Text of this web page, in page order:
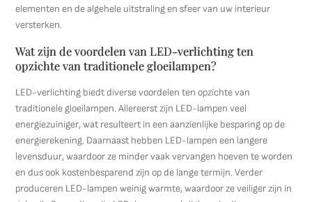
elementen en de algehele uitstraling en sfeer van uw interieur
versterken.
Wat zijn de voordelen van LED-verlichting ten
opzichte van traditionele gloeilampen?
LED-verlichting biedt diverse voordelen ten opzichte van
traditionele gloeilampen. Allereerst zijn LED-lampen veel
energiezuiniger, wat resulteert in een aanzienlijke besparing op de
energierekening. Daarnaast hebben LED-lampen een langere
levensduur, waardoor ze minder vaak vervangen hoeven te worden
en dus ook kostenbesparend zijn op de lange termijn. Verder
produceren LED-lampen weinig warmte, waardoor ze veiliger zijn in